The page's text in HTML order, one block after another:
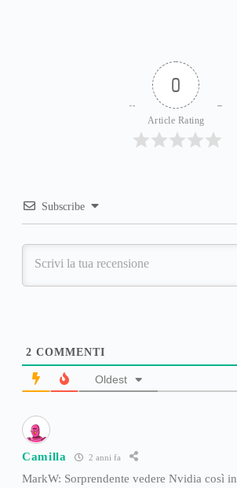
0
Article Rating
Subscribe
2 COMMENTI
Oldest
Camilla 2 anni fa
MarkW: Sorprendente vedere Nvidia così